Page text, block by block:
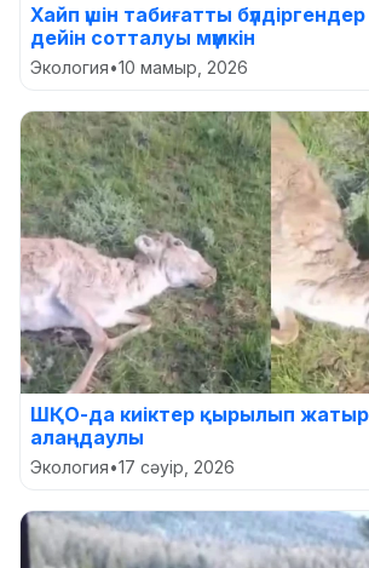
Хайп үшін табиғатты
дейін сотталуы мүмкін
Экология•10 мамыр, 2026
ШҚО-да киіктер қырылып
алаңдаулы
Экология•17 сәуір, 2026